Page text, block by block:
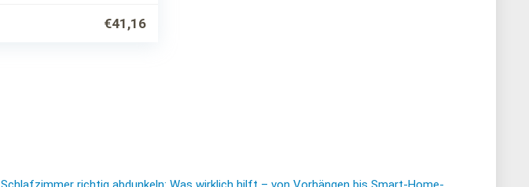
€41,16